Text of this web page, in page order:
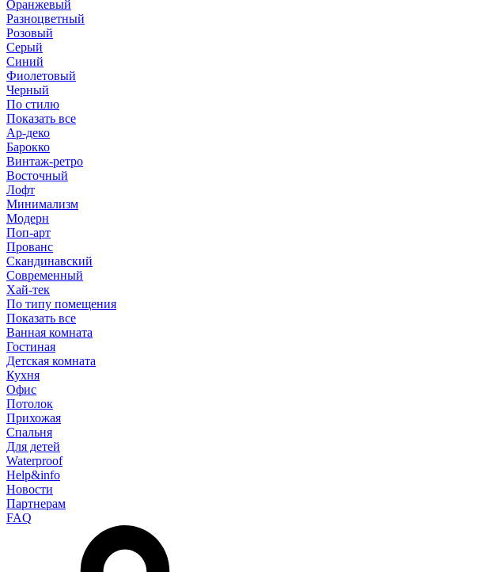
Оранжевый
Разноцветный
Розовый
Серый
Синий
Фиолетовый
Черный
По стилю
Показать все
Ар-деко
Барокко
Винтаж-ретро
Восточный
Лофт
Минимализм
Модерн
Поп-арт
Прованс
Скандинавский
Современный
Хай-тек
По типу помещения
Показать все
Ванная комната
Гостиная
Детская комната
Кухня
Офис
Потолок
Прихожая
Спальня
Для детей
Waterproof
Help&info
Новости
Партнерам
FAQ